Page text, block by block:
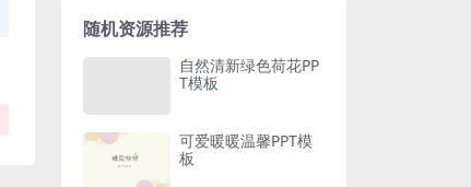
随机资源推荐
自然清新绿色荷花PP
T模板
可爱暖暖温馨PPT模
板